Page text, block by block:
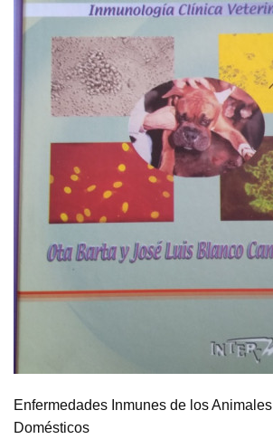
Enfermedades Inmunes de los Animales
Domésticos